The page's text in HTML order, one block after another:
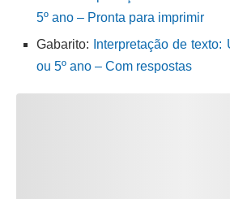
5º ano – Pronta para imprimir
Gabarito:
Interpretação de
ou 5º ano – Com respostas